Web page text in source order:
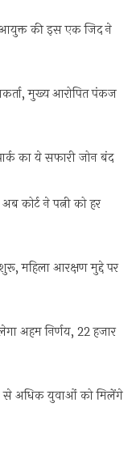
की इस एक जिद ने
मुख्य आरोपित पंकज
का ये सफारी जोन बंद
कोर्ट ने पत्नी को हर
महिला आरक्षण मुद्दे पर
अहम निर्णय, 22 हजार
से अधिक युवाओं को मिलेंगे